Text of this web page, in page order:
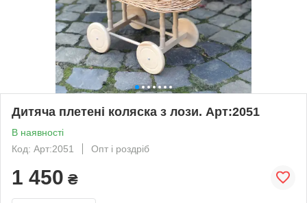
Дитяча плетені коляска з лози. Арт:2051
В наявності
Код: Арт:2051
Опт і роздріб
1 450 ₴